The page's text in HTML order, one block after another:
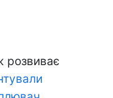
розвиває